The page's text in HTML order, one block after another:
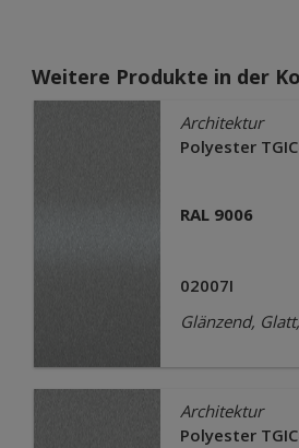
Weitere Produkte in der
Architektur
Polyester
RAL 9006
02007I
Glänzend,
Architektur
Polyester